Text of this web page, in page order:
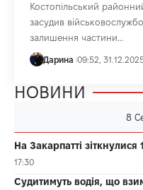
Костопільський
засудив
залишення частини…
Дарина 09:52,
НОВИНИ
8
На Закарпатті
17:30
Судитимуть водія, що